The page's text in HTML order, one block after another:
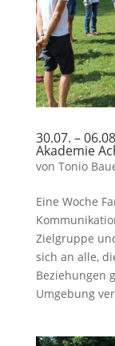
30.07. –
Akademie
von Tonio
Eine Woche
Zielgruppe
sich an alle,
Beziehungen
Umgebung